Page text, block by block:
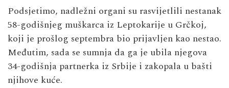
Podsjetimo, nadležni organi su rasvijetlili nestanak
58-godišnjeg muškarca iz Leptokarije u Grčkoj,
koji je prošlog septembra bio prijavljen kao nestao.
Međutim, sada se sumnja da ga je ubila njegova
34-godišnja partnerka iz Srbije i zakopala u bašti
njihove kuće.